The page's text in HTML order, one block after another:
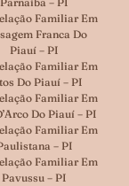
Familiar Em
Franca Do
Piauí – PI
Familiar Em
Do Piauí – PI
Familiar Em
Do Piauí – PI
Familiar Em
– PI
Familiar Em
Pavussu – PI